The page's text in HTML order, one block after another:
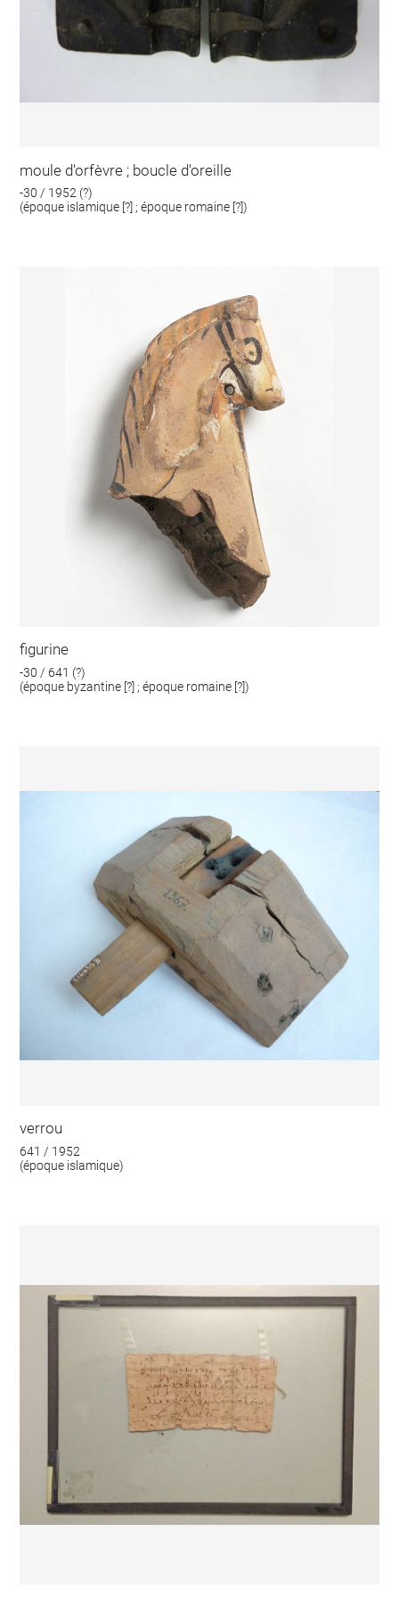
moule d'orfèvre ; boucle d'oreille
-30 / 1952 (?)
(époque islamique [?] ; époque romaine [?])
figurine
-30 / 641 (?)
(époque byzantine [?] ; époque romaine [?])
verrou
641 / 1952
(époque islamique)